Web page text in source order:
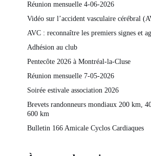
Réunion mensuelle 4-06-2026
Vidéo sur l’accident vasculaire cérébral
AVC : reconnaître les premiers signes et
Adhésion au club
Pentecôte 2026 à Montréal-la-Cluse
Réunion mensuelle 7-05-2026
Soirée estivale association 2026
Brevets randonneurs mondiaux 200 km,
600 km
Bulletin 166 Amicale Cyclos Cardiaques